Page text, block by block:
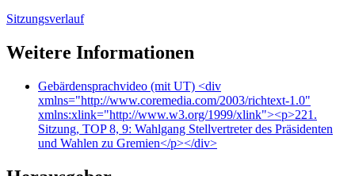
Sitzungsverlauf
Weitere Informationen
Gebärdensprachvideo (mit UT) <div
xmlns="http://www.coremedia.com/2003/richtext-1.0"
xmlns:xlink="http://www.w3.org/1999/xlink"><p>221.
Sitzung, TOP 8, 9: Wahlgang Stellvertreter des Präsidenten
und Wahlen zu Gremien</p></div>